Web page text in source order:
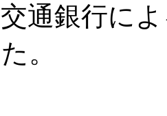
通銀行に
。